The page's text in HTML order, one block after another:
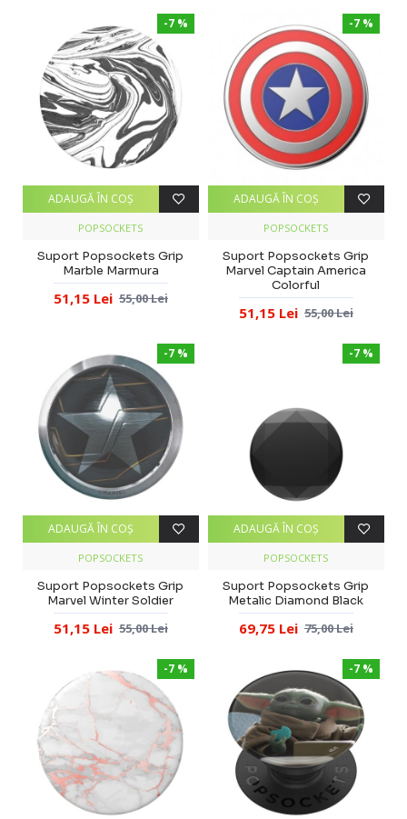
-7 %
POPSOCKETS
Suport Popsockets Grip
Marble Marmura
51,15 Lei 55,00 Lei
ADAUGĂ ÎN COŞ
-7 %
POPSOCKETS
Suport Popsockets Grip
Marvel Captain America
Colorful
51,15 Lei 55,00 Lei
ADAUGĂ ÎN COŞ
-7 %
POPSOCKETS
Suport Popsockets Grip
Marvel Winter Soldier
51,15 Lei 55,00 Lei
ADAUGĂ ÎN COŞ
-7 %
POPSOCKETS
Suport Popsockets Grip
Metalic Diamond Black
69,75 Lei 75,00 Lei
ADAUGĂ ÎN COŞ
-7 % -7 %